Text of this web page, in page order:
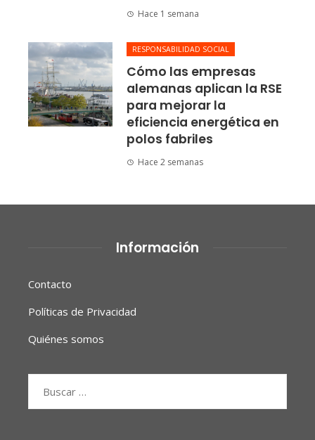
Hace 1 semana
RESPONSABILIDAD SOCIAL
Cómo las empresas
alemanas aplican la RSE
para mejorar la
eficiencia energética en
polos fabriles
Hace 2 semanas
Información
Contacto
Políticas de Privacidad
Quiénes somos